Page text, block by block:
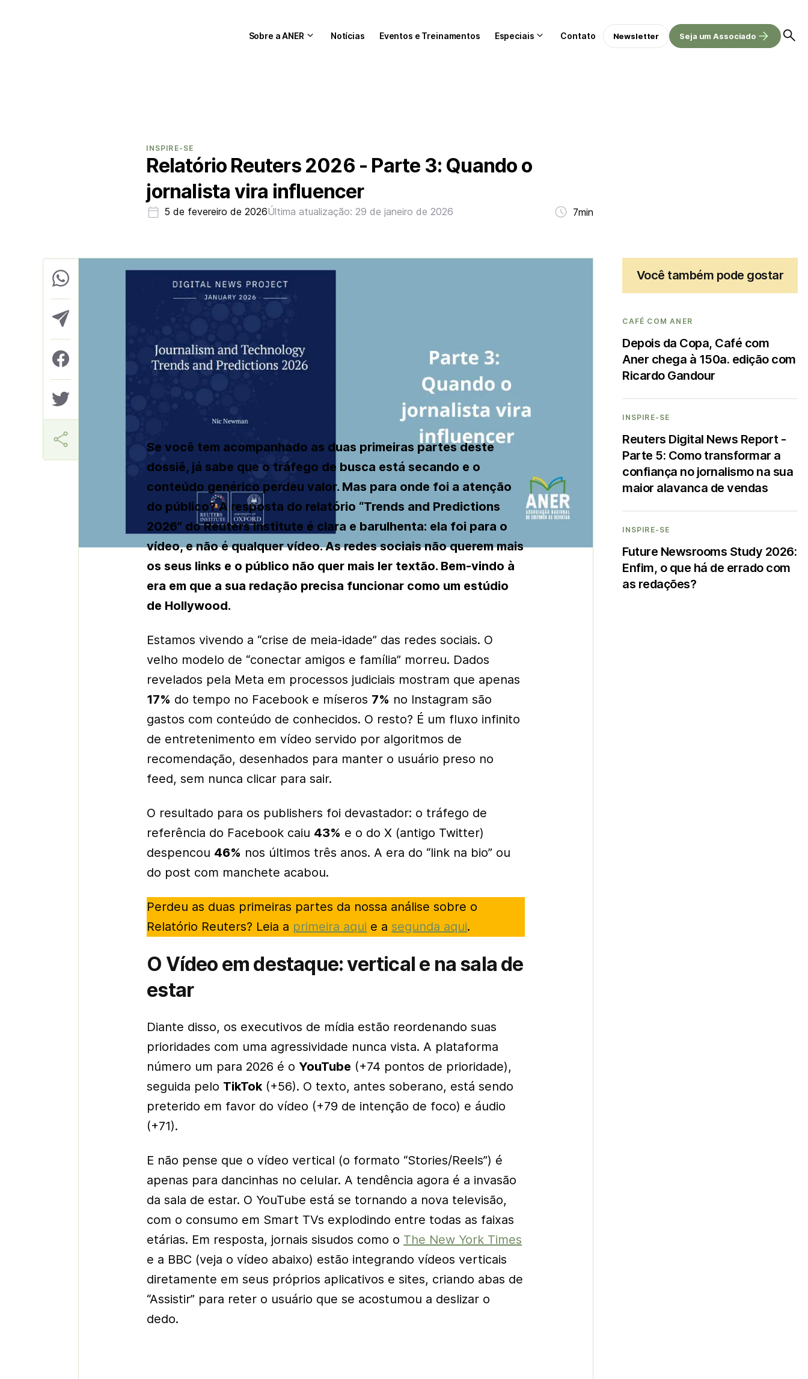
Sobre a ANER Notícias Eventos e Treinamentos Especiais Contato Newsletter Seja um Associado
INSPIRE-SE
Relatório Reuters 2026 - Parte 3: Quando o
jornalista vira influencer
5 de fevereiro de 2026Última atualização: 29 de janeiro de 2026 7min
Se você tem acompanhado as duas primeiras partes deste
dossiê, já sabe que o tráfego de busca está secando e o
conteúdo genérico perdeu valor. Mas para onde foi a atenção
do público? A resposta do relatório “Trends and Predictions
2026” do Reuters Institute é clara e barulhenta: ela foi para o
vídeo, e não é qualquer vídeo. As redes sociais não querem mais
os seus links e o público não quer mais ler textão. Bem-vindo à
era em que a sua redação precisa funcionar como um estúdio
de Hollywood.
Estamos vivendo a “crise de meia-idade” das redes sociais. O
velho modelo de “conectar amigos e família” morreu. Dados
revelados pela Meta em processos judiciais mostram que apenas
17% do tempo no Facebook e míseros 7% no Instagram são
gastos com conteúdo de conhecidos. O resto? É um fluxo infinito
de entretenimento em vídeo servido por algoritmos de
recomendação, desenhados para manter o usuário preso no
feed, sem nunca clicar para sair.
O resultado para os publishers foi devastador: o tráfego de
referência do Facebook caiu 43% e o do X (antigo Twitter)
despencou 46% nos últimos três anos. A era do “link na bio” ou
do post com manchete acabou.
Perdeu as duas primeiras partes da nossa análise sobre o
Relatório Reuters? Leia a primeira aqui e a segunda aqui.
O Vídeo em destaque: vertical e na sala de
estar
Diante disso, os executivos de mídia estão reordenando suas
prioridades com uma agressividade nunca vista. A plataforma
número um para 2026 é o YouTube (+74 pontos de prioridade),
seguida pelo TikTok(+56). O texto, antes soberano, está sendo
preterido em favor do vídeo (+79 de intenção de foco) e áudio
(+71).
E não pense que o vídeo vertical (o formato “Stories/Reels”) é
apenas para dancinhas no celular. A tendência agora é a invasão
da sala de estar. O YouTube está se tornando a nova televisão,
com o consumo em Smart TVs explodindo entre todas as faixas
etárias. Em resposta, jornais sisudos como o The New York Times
e a BBC (veja o vídeo abaixo) estão integrando vídeos verticais
diretamente em seus próprios aplicativos e sites, criando abas de
“Assistir” para reter o usuário que se acostumou a deslizar o
dedo.
Você também pode gostar
CAFÉ COM ANER
Depois da Copa, Café com
Aner chega à 150a. edição com
Ricardo Gandour
INSPIRE-SE
Reuters Digital News Report -
Parte 5: Como transformar a
confiança no jornalismo na sua
maior alavanca de vendas
INSPIRE-SE
Future Newsrooms Study 2026:
Enfim, o que há de errado com
as redações?